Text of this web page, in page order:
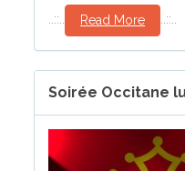
..::.. Read More ..::..
Soirée Occitane